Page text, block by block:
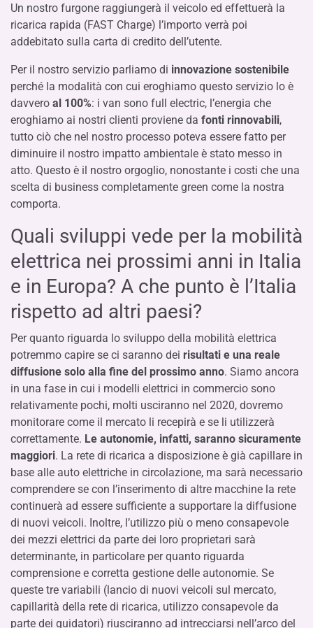
Un nostro furgone raggiungerà il veicolo ed effettuerà la
ricarica rapida (FAST Charge) l’importo verrà poi
addebitato sulla carta di credito dell’utente.
Per il nostro servizio parliamo di innovazione sostenibile
perché la modalità con cui eroghiamo questo servizio lo è
davvero al 100%: i van sono full electric, l’energia che
eroghiamo ai nostri clienti proviene da fonti rinnovabili,
tutto ciò che nel nostro processo poteva essere fatto per
diminuire il nostro impatto ambientale è stato messo in
atto. Questo è il nostro orgoglio, nonostante i costi che una
scelta di business completamente green come la nostra
comporta.
Quali sviluppi vede per la mobilità
elettrica nei prossimi anni in Italia
e in Europa? A che punto è l’Italia
rispetto ad altri paesi?
Per quanto riguarda lo sviluppo della mobilità elettrica
potremmo capire se ci saranno dei risultati e una reale
diffusione solo alla fine del prossimo anno. Siamo ancora
in una fase in cui i modelli elettrici in commercio sono
relativamente pochi, molti usciranno nel 2020, dovremo
monitorare come il mercato li recepirà e se li utilizzerà
correttamente. Le autonomie, infatti, saranno sicuramente
maggiori. La rete di ricarica a disposizione è già capillare in
base alle auto elettriche in circolazione, ma sarà necessario
comprendere se con l’inserimento di altre macchine la rete
continuerà ad essere sufficiente a supportare la diffusione
di nuovi veicoli. Inoltre, l’utilizzo più o meno consapevole
dei mezzi elettrici da parte dei loro proprietari sarà
determinante, in particolare per quanto riguarda
comprensione e corretta gestione delle autonomie. Se
queste tre variabili (lancio di nuovi veicoli sul mercato,
capillarità della rete di ricarica, utilizzo consapevole da
parte dei guidatori) riusciranno ad intrecciarsi nell’arco del